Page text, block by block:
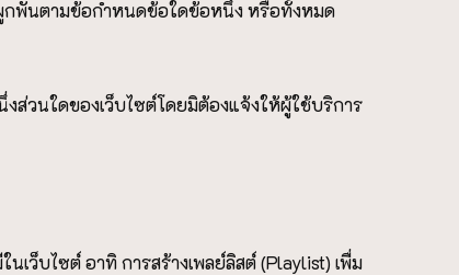
กพันตามข้อกำหนดข้อใดข้อหนึ่ง หรือทั้งหมด
ส่วนใดของเว็บไซต์โดยมิต้องแจ้งให้ผู้ใช้บริการ
ว็บไซต์ อาทิ การสร้างเพลย์ลิสต์ (Playlist) เพื่ม